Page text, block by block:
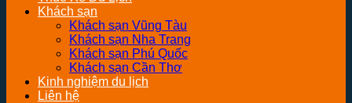
Khách sạn
Khách sạn Vũng Tàu
Khách sạn Nha Trang
Khách sạn Phú Quốc
Khách sạn Cần Thơ
Kinh nghiệm du lịch
Liên hệ